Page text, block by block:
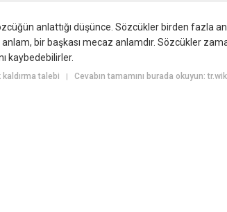
anlattığı düşünce. Sözcükler birden fazla
bir başkası mecaz anlamdır. Sözcükler
kaybedebilirler.
kaldırma talebi | Cevabın tamamını burada okuyun: